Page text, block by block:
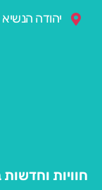
יהודה הנשיא 2 טבריה
חוויות